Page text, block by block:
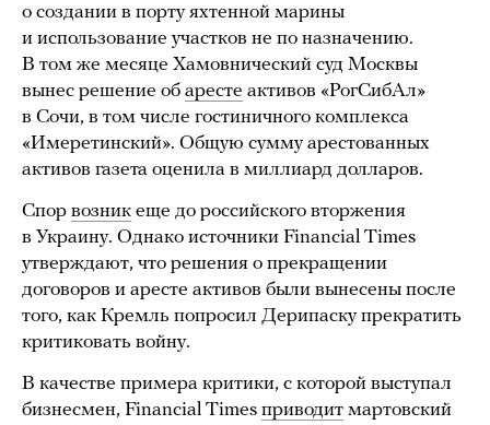
о создании в порту яхтенной марины
и использование участков не по назначению.
В том же месяце Хамовнический суд Москвы
вынес решение об аресте активов «РогСибАл»
в Сочи, в том числе гостиничного комплекса
«Имеретинский». Общую сумму арестованных
активов газета оценила в миллиард долларов.
Спор возник еще до российского вторжения
в Украину. Однако источники Financial Times
утверждают, что решения о прекращении
договоров и аресте активов были вынесены после
того, как Кремль попросил Дерипаску прекратить
критиковать войну.
В качестве примера критики, с которой выступал
бизнесмен, Financial Times приводит мартовский